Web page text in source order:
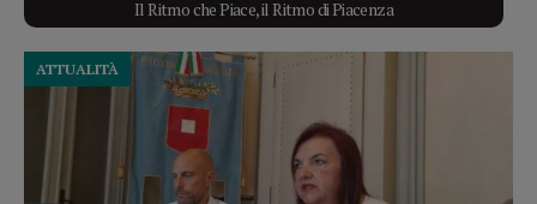
Il Ritmo che Piace, il Ritmo di Piacenza
ATTUALITÀ